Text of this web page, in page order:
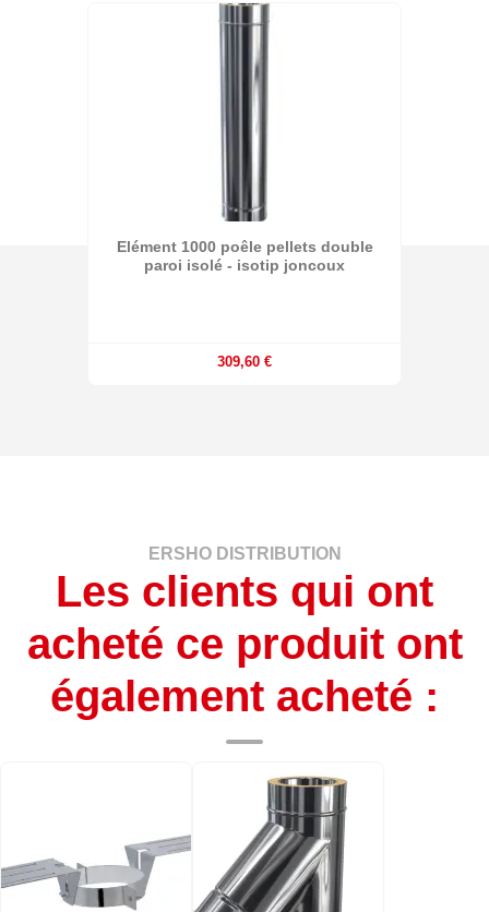
Elément 1000 poêle pellets double
paroi isolé - isotip joncoux
309,60 €
ERSHO DISTRIBUTION
Les clients qui ont
acheté ce produit ont
également acheté :